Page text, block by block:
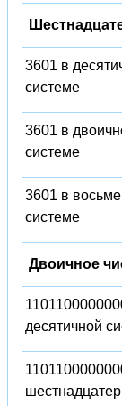
3601 в
системе
3601 в
системе
3601 в
системе
Двоичное
десятичной